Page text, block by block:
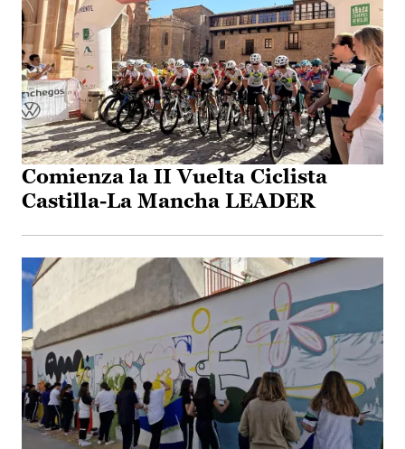
Comienza la II Vuelta Ciclista
Castilla-La Mancha LEADER